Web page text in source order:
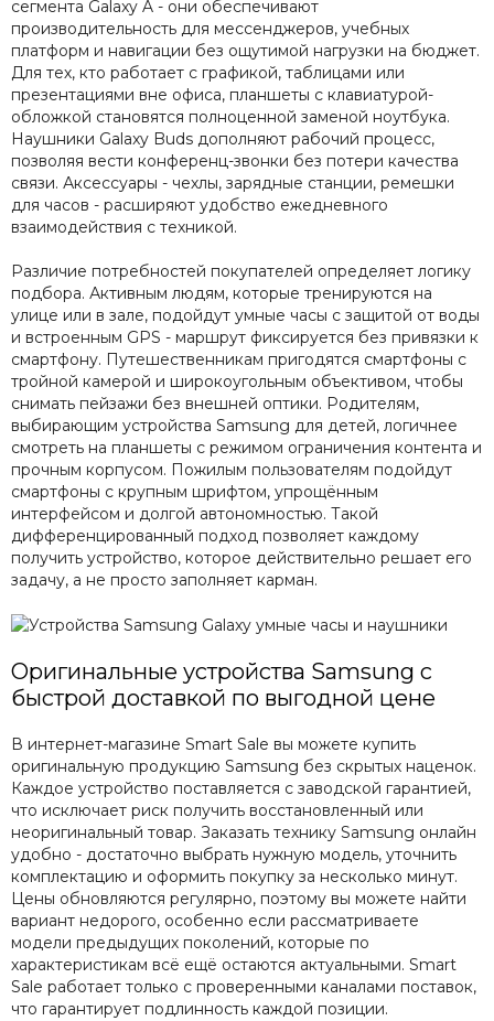
сегмента Galaxy A - они обеспечивают
производительность для мессенджеров, учебных
платформ и навигации без ощутимой нагрузки на бюджет.
Для тех, кто работает с графикой, таблицами или
презентациями вне офиса, планшеты с клавиатурой-
обложкой становятся полноценной заменой ноутбука.
Наушники Galaxy Buds дополняют рабочий процесс,
позволяя вести конференц-звонки без потери качества
связи. Аксессуары - чехлы, зарядные станции, ремешки
для часов - расширяют удобство ежедневного
взаимодействия с техникой.
Различие потребностей покупателей определяет логику
подбора. Активным людям, которые тренируются на
улице или в зале, подойдут умные часы с защитой от воды
и встроенным GPS - маршрут фиксируется без привязки к
смартфону. Путешественникам пригодятся смартфоны с
тройной камерой и широкоугольным объективом, чтобы
снимать пейзажи без внешней оптики. Родителям,
выбирающим устройства Samsung для детей, логичнее
смотреть на планшеты с режимом ограничения контента и
прочным корпусом. Пожилым пользователям подойдут
смартфоны с крупным шрифтом, упрощённым
интерфейсом и долгой автономностью. Такой
дифференцированный подход позволяет каждому
получить устройство, которое действительно решает его
задачу, а не просто заполняет карман.
Оригинальные устройства Samsung с
быстрой доставкой по выгодной цене
В интернет-магазине Smart Sale вы можете купить
оригинальную продукцию Samsung без скрытых наценок.
Каждое устройство поставляется с заводской гарантией,
что исключает риск получить восстановленный или
неоригинальный товар. Заказать технику Samsung онлайн
удобно - достаточно выбрать нужную модель, уточнить
комплектацию и оформить покупку за несколько минут.
Цены обновляются регулярно, поэтому вы можете найти
вариант недорого, особенно если рассматриваете
модели предыдущих поколений, которые по
характеристикам всё ещё остаются актуальными. Smart
Sale работает только с проверенными каналами поставок,
что гарантирует подлинность каждой позиции.